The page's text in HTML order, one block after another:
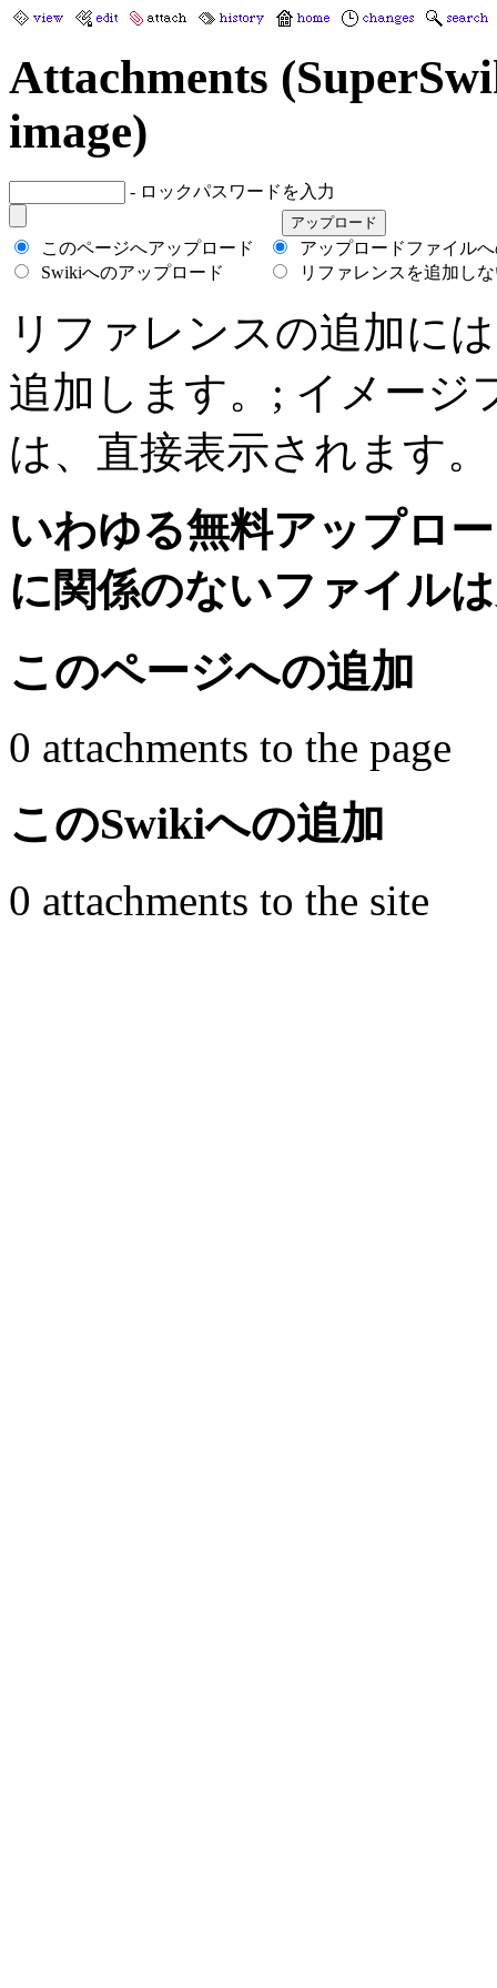
Attachments
image)
- ロックパスワードを入力
このページへアップロード
Swikiへのアップロード
アップロードファイル
リファレンスを追加し
リファレンスの追加に
追加します。; イメージ
は、直接表示されます。
いわゆる無料アップロ
に関係のないファイル
このページへの追加
0 attachments to the page
このSwikiへの追加
0 attachments to the site